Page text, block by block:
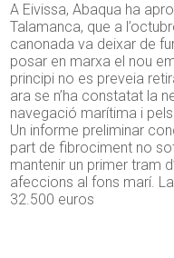
A Eivissa, Abaqua ha
Talamanca, que a
canonada va deixar de
posar en marxa el nou
principi no es preveia
ara se n’ha constatat la
navegació marítima i
Un informe preliminar
part de fibrociment no
mantenir un primer tram
afeccions al fons marí.
32.500 euros